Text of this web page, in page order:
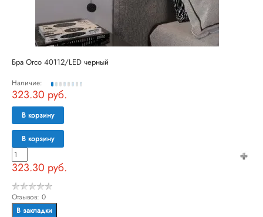
Бра Orco 40112/LED черный
Наличие:
323.30 руб.
В корзину
В корзину
323.30 руб.
Отзывов: 0
В закладки